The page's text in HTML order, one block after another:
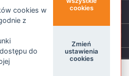
cookies w
z
do
cookies
Zmień
ustawienia
cookies